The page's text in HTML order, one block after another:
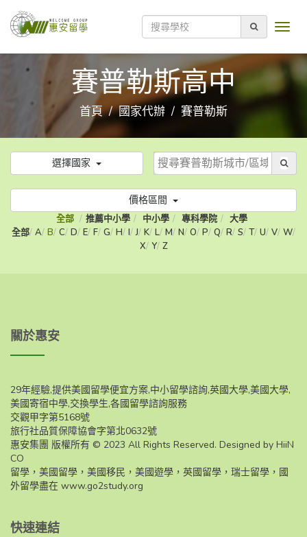
賽普勒斯高中
首頁 國家代辦 賽普勒斯
選擇國家
價格區間
全部 推薦中小學 中小學 專科學院
大學
全部 A B C D E F G H I J K L M N O P Q R S T U V W
X Y Z
關於惠安
29年經驗,提供美國留學便宜方案,中小留學諮詢,英國大學,美國大學,
美國寄宿中學,交換學生,各國留學諮詢服務
交觀甲字第5168號
旅行社品質保障協會字第北0632號
惠安集團 版權所有 © 2023 All Rights Reserved. Designed by HiiN
CO
留學，美國留學，美國移民，美國遊學，英國留學，瑞士留學，國
外留學盡在 www.go2study.org
快速連結